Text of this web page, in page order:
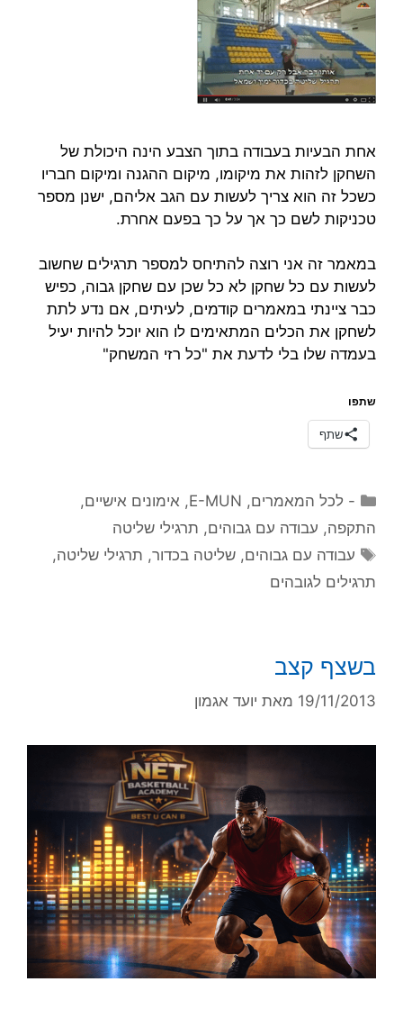
אחת הבעיות בעבודה בתוך הצבע הינה היכולת של
השחקן לזהות את מיקומו, מיקום ההגנה ומיקום חבריו
כשכל זה הוא צריך לעשות עם הגב אליהם, ישנן מספר
טכניקות לשם כך אך על כך בפעם אחרת.
במאמר זה אני רוצה להתיחס למספר תרגילים שחשוב
לעשות עם כל שחקן לא כל שכן עם שחקן גבוה, כפיש
כבר ציינתי במאמרים קודמים, לעיתים, אם נדע לתת
לשחקן את הכלים המתאימים לו הוא יוכל להיות יעיל
בעמדה שלו בלי לדעת את "כל רזי המשחק"
שתפו
שתף
קטגוריות
- לכל המאמרים,
E-MUN
, אימונים אישיים,
התקפה, עבודה עם גבוהים, תרגילי שליטה
תגיות
עבודה עם גבוהים,שליטה בכדור, תרגילי שליטה,
תרגילים לגובהים
בשצף קצב
19/11/2013 מאת יועד אגמון